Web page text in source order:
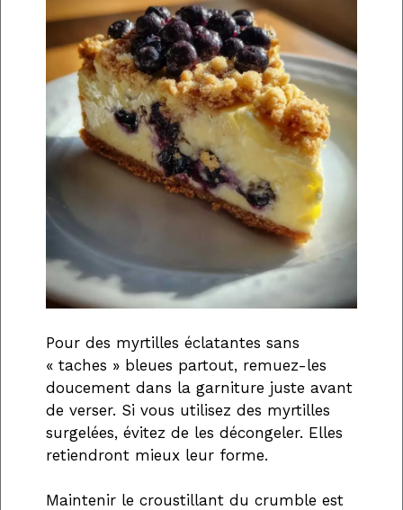
Pour des myrtilles éclatantes sans
« taches » bleues partout, remuez-les
doucement dans la garniture juste avant
de verser. Si vous utilisez des myrtilles
surgelées, évitez de les décongeler. Elles
retiendront mieux leur forme.
Maintenir le croustillant du crumble est